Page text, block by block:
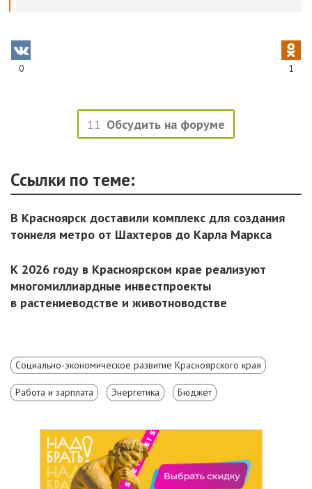
0 1
11 Обсудить на форуме
Ссылки по теме:
В Красноярск доставили комплекс для создания
тоннеля метро от Шахтеров до Карла Маркса
К 2026 году в Красноярском крае реализуют
многомиллиардные инвестпроекты
в растениеводстве и животноводстве
Социально-экономическое развитие Красноярского края
Работа и зарплата Энергетика Бюджет